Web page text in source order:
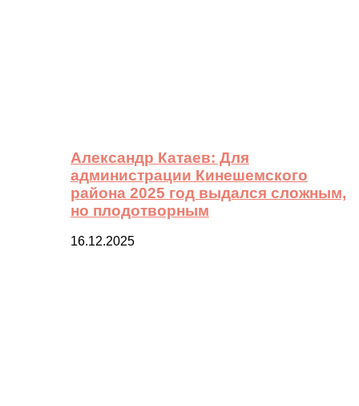
Александр Катаев: Для
администрации Кинешемского
района 2025 год выдался сложным,
но плодотворным
16.12.2025